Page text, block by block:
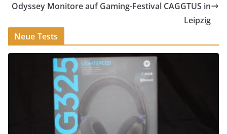
Odyssey Monitore auf Gaming-Festival CAGGTUS in
Leipzig
Neue Tests